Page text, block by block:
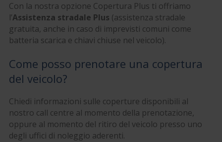
Con la nostra opzione Copertura Plus ti offriamo
l’Assistenza stradale Plus (assistenza stradale
gratuita, anche in caso di imprevisti comuni come
batteria scarica e chiavi chiuse nel veicolo).
Come posso prenotare una copertura
del veicolo?
Chiedi informazioni sulle coperture disponibili al
nostro call centre al momento della prenotazione,
oppure al momento del ritiro del veicolo presso uno
degli uffici di noleggio aderenti.